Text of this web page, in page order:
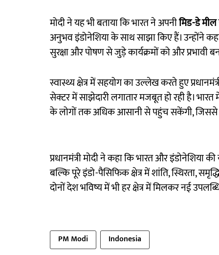
मोदी ने यह भी बताया कि भारत ने अपनीमिड-डे
अनुभव इंडोनेशिया के साथ साझा किए हैं। उन्होंने
सुरक्षा और पोषण से जुड़े कार्यक्रमों को और प्रभावी
स्वास्थ्य क्षेत्र में सहयोग का उल्लेख करते हुए
सेक्टर में साझेदारी लगातार मजबूत हो रही है।
के लोगों तक अधिक आसानी से पहुंच सकेंगी, जिससे
प्रधानमंत्री मोदी ने कहा कि भारत और इंडोनेशिया
बल्कि पूरे इंडो-पैसिफिक क्षेत्र में शांति, स्थिरता,
दोनों देश भविष्य में भी हर क्षेत्र में मिलकर नई
PM Modi Indonesia